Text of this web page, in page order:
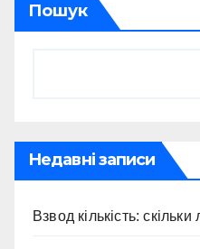
Пошук
Недавні записи
Взвод кількість: